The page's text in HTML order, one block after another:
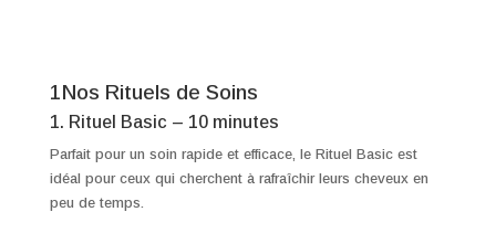
1Nos Rituels de Soins
1. Rituel Basic – 10 minutes
Parfait pour un soin rapide et efficace, le Rituel Basic est
idéal pour ceux qui cherchent à rafraîchir leurs cheveux en
peu de temps.